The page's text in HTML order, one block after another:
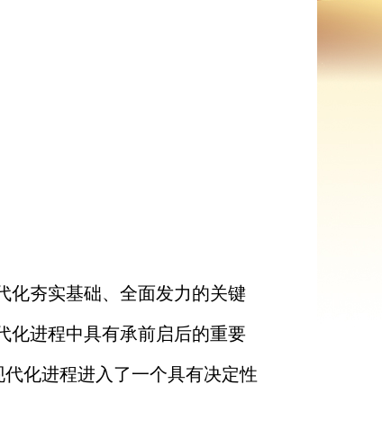
化夯实基础、全面发力的关键
化进程中具有承前启后的重要
化进程进入了一个具有决定性